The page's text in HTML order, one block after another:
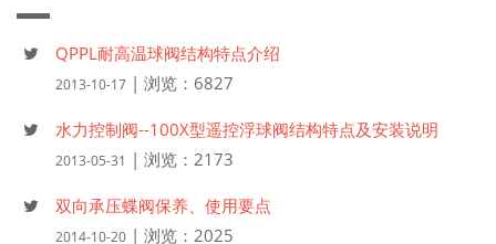
QPPL耐高温球阀结构特点介绍
2013-10-17 | 浏览：6827
水力控制阀--100X型遥控浮球阀结构特点及安装说明
2013-05-31 | 浏览：2173
双向承压蝶阀保养、使用要点
2014-10-20 | 浏览：2025